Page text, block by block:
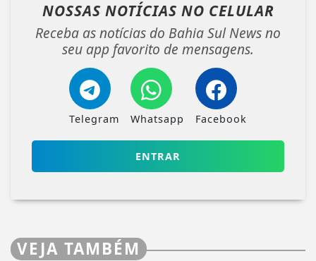
NOSSAS NOTÍCIAS NO CELULAR
Receba as notícias do Bahia Sul News no
seu app favorito de mensagens.
Telegram Whatsapp Facebook
ENTRAR
VEJA TAMBÉM